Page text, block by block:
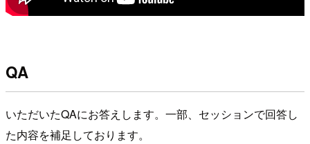
QA
いただいたQAにお答えします。一部、セッションで回答し
た内容を補足しております。